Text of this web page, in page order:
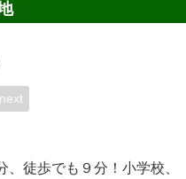
next
徒歩でも９分！小学校、